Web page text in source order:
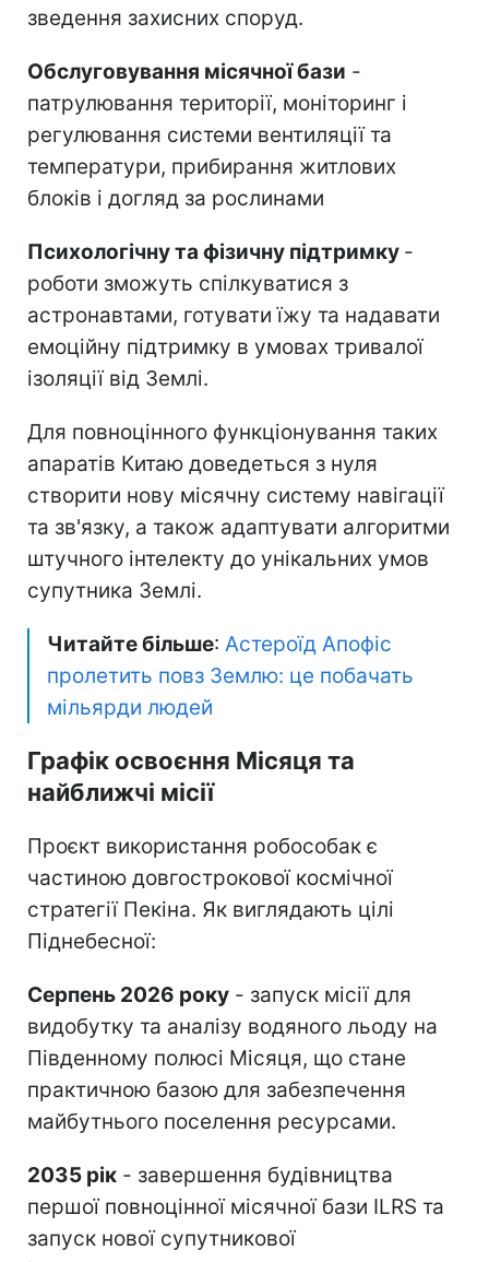
зведення захисних споруд.
Обслуговування місячної бази -
патрулювання території, моніторинг і
регулювання системи вентиляції та
температури, прибирання житлових
блоків і догляд за рослинами
Психологічну та фізичну підтримку -
роботи зможуть спілкуватися з
астронавтами, готувати їжу та надавати
емоційну підтримку в умовах тривалої
ізоляції від Землі.
Для повноцінного функціонування таких
апаратів Китаю доведеться з нуля
створити нову місячну систему навігації
та зв'язку, а також адаптувати алгоритми
штучного інтелекту до унікальних умов
супутника Землі.
Читайте більше: Астероїд Апофіс
пролетить повз Землю: це побачать
мільярди людей
Графік освоєння Місяця та
найближчі місії
Проєкт використання робособак є
частиною довгострокової космічної
стратегії Пекіна. Як виглядають цілі
Піднебесної:
Серпень 2026 року - запуск місії для
видобутку та аналізу водяного льоду на
Південному полюсі Місяця, що стане
практичною базою для забезпечення
майбутнього поселення ресурсами.
2035 рік - завершення будівництва
першої повноцінної місячної бази ILRS та
запуск нової супутникової